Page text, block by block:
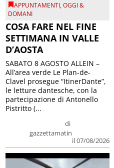
APPUNTAMENTI,OGGI &
DOMANI
COSA FARE NEL FINE
SETTIMANA IN VALLE
D’AOSTA
di
gazzettamatin
il 07/08/2026
SABATO 8 AGOSTO ALLEIN –
All’area verde Le Plan-de-
Clavel prosegue “ItinerDante”,
le letture dantesche, con la
partecipazione di Antonello
Pistritto (...